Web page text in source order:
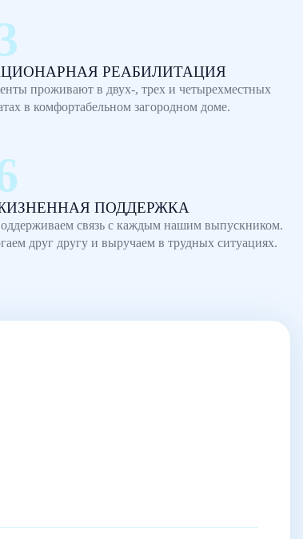
РЕАБИЛИТАЦИЯ
проживают в двух-, трех и четырехместных
в комфортабельном загородном доме.
ПОДДЕРЖКА
связь с каждым нашим выпускником.
друг другу и выручаем в трудных ситуациях.